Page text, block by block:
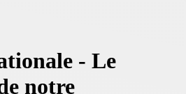
- Le
notre